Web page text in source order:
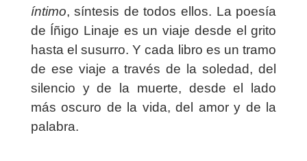
íntimo, síntesis de todos ellos. La poesía
de Íñigo Linaje es un viaje desde el grito
hasta el susurro. Y cada libro es un tramo
de ese viaje a través de la soledad, del
silencio y de la muerte, desde el lado
más oscuro de la vida, del amor y de la
palabra.